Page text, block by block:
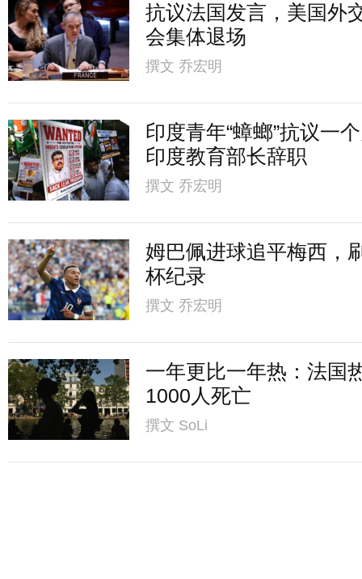
抗议法国发言，美国外
会集体退场
撰文 乔宏明
印度青年“蟑螂”抗议一
印度教育部长辞职
撰文 乔宏明
姆巴佩进球追平梅西，
杯纪录
撰文 乔宏明
一年更比一年热：法国
1000人死亡
撰文 SoLi